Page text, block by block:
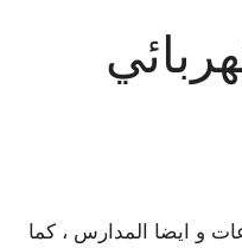
الزور 66191325‬ كهربائي
و ايضا المدارس ، كما